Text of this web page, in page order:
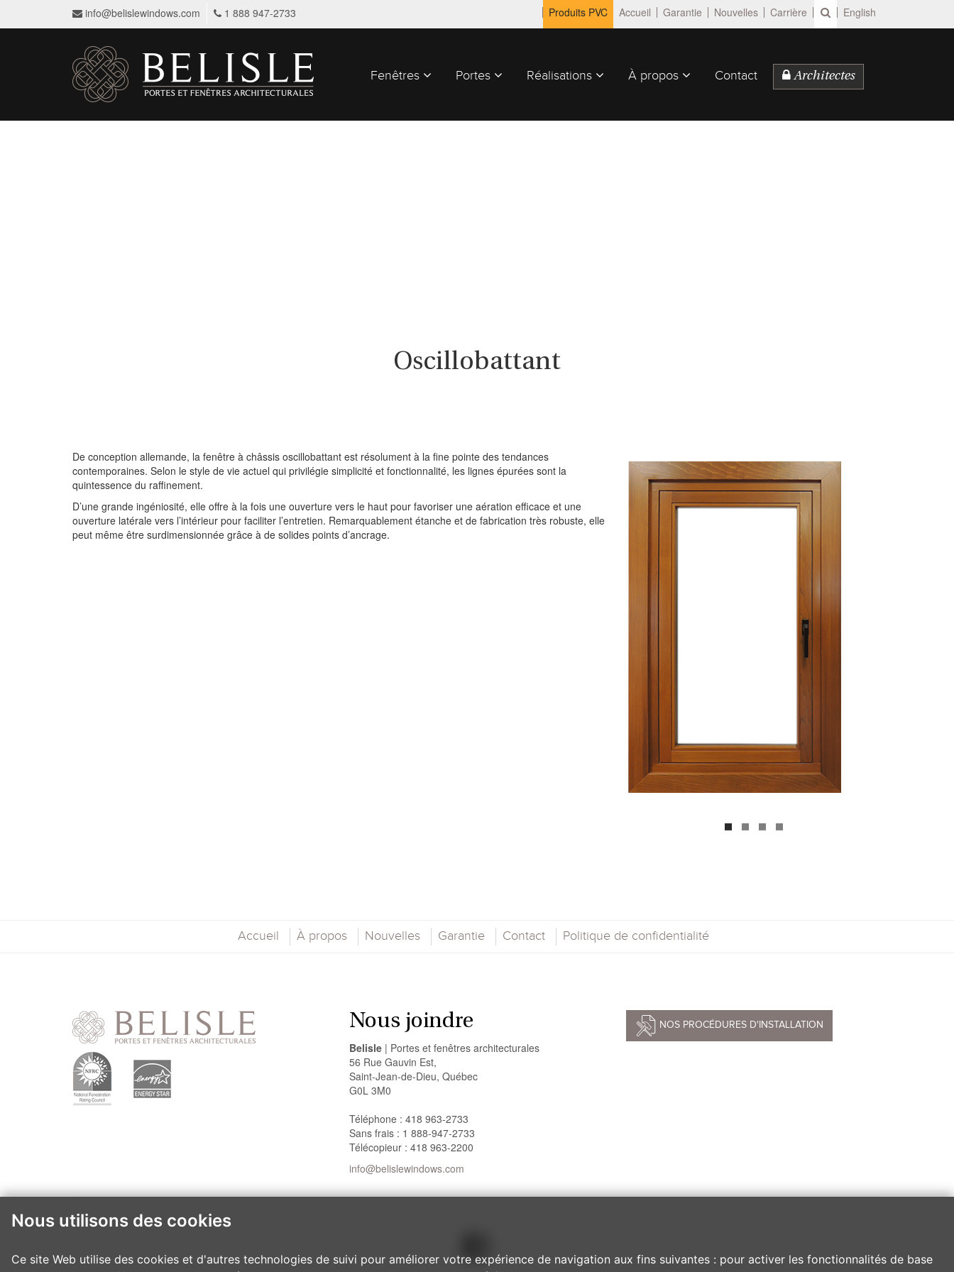
Nous utilisons des cookies
Ce site Web utilise des cookies et d'autres technologies de suivi pour améliorer votre expérience de navigation aux fins suivantes : pour activer les fonctionnalités de base
info@belislewindows.com 1 888 947-2733 Produits PVC Accueil Garantie Nouvelles Carrière English
Fenêtres Portes Réalisations À propos Contact Architectes
Oscillobattant
De conception allemande, la fenêtre à châssis oscillobattant est résolument à la fine pointe des tendances
contemporaines. Selon le style de vie actuel qui privilégie simplicité et fonctionnalité, les lignes épurées sont la
quintessence du raffinement.
D’une grande ingéniosité, elle offre à la fois une ouverture vers le haut pour favoriser une aération efficace et une
ouverture latérale vers l’intérieur pour faciliter l’entretien. Remarquablement étanche et de fabrication très robuste, elle
peut même être surdimensionnée grâce à de solides points d’ancrage.
Accueil À propos Nouvelles Garantie Contact Politique de confidentialité
Nous joindre
Belisle | Portes et fenêtres architecturales
56 Rue Gauvin Est,
Saint-Jean-de-Dieu, Québec
G0L 3M0
Téléphone : 418 963-2733
Sans frais : 1 888-947-2733
Télécopieur : 418 963-2200
info@belislewindows.com
NOS PROCÉDURES D'INSTALLATION